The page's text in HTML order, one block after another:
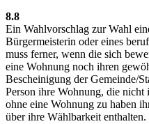
8.8
Ein Wahlvorschlag zur Wahl
Bürgermeisterin oder eines
muss ferner, wenn die sich
eine Wohnung noch ihren
Bescheinigung der Gemeinde/
Person ihre Wohnung, die
ohne eine Wohnung zu haben
über ihre Wählbarkeit